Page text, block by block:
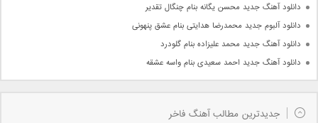
دانلود آهنگ جدید محسن یگانه بنام چنگال تقدیر
دانلود آلبوم جدید محمدرضا هدایتی بنام عشق پنهونی
دانلود آهنگ جدید محمد علیزاده بنام گلودرد
دانلود آهنگ جدید احمد سعیدی بنام واسه عشقه
جدیدترین مطالب آهنگ فاخر